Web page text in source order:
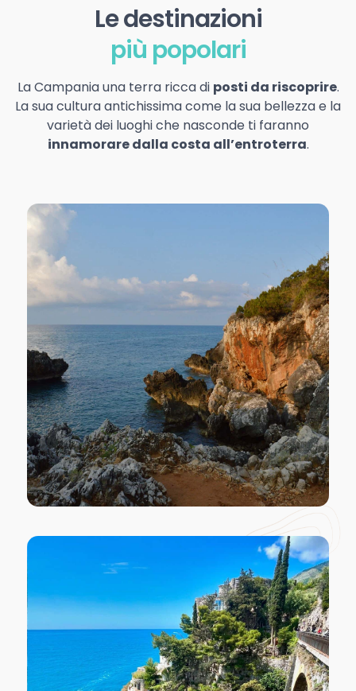
Le destinazioni
più popolari
La Campania una terra ricca di posti da riscoprire.
La sua cultura antichissima come la sua bellezza e la
varietà dei luoghi che nasconde ti faranno
innamorare dalla costa all’entroterra.